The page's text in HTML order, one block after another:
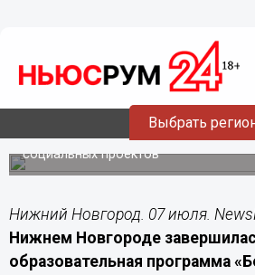
Выбрать
13 социальных
получат поддержку в
Победители программы смогут
инструменты для развития и
социальных проектов
Нижний Новгород. 07 июля.
Нижнем Новгороде
образовательная программа